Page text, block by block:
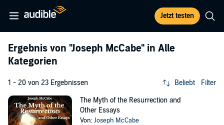
Jetzt testen
Ergebnis von "Joseph McCabe" in Alle
Kategorien
1 - 20 von 23 Ergebnissen Beliebt Filter
The Myth of the Resurrection and
Other Essays
Von:Joseph McCabe